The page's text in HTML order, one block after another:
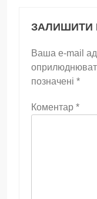
ЗАЛИШИТИ
Ваша e-mail
позначені *
Коментар *